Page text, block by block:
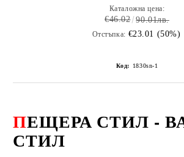
Каталожна цена:
€46.02 90.01лв.
Отстъпка: €23.01 (50%)
Код: 1830sn-1
ПЕЩЕРА СТИЛ -
СТИЛ